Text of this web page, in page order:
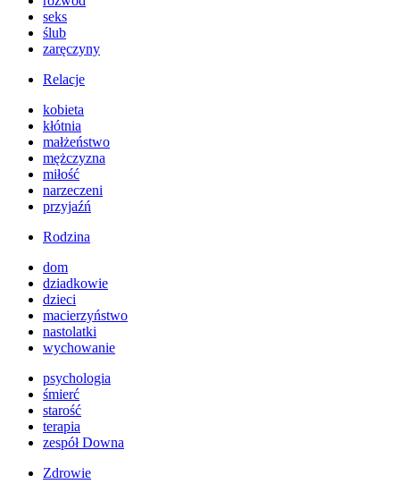
seks
ślub
zaręczyny
Relacje
kobieta
kłótnia
małżeństwo
mężczyzna
miłość
narzeczeni
przyjaźń
Rodzina
dom
dziadkowie
dzieci
macierzyństwo
nastolatki
wychowanie
psychologia
śmierć
starość
terapia
zespół Downa
Zdrowie